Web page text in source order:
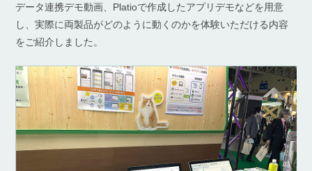
データ連携デモ動画、Platioで作成したアプリデモなどを用意
し、実際に両製品がどのように動くのかを体験いただける内容
をご紹介しました。